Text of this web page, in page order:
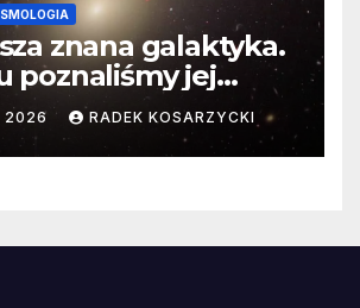
znana galaktyka.
poznaliśmy jej
wymiary
2026 RADEK KOSARZYCKI